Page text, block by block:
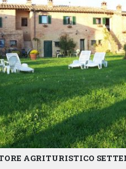
AGRITURISTICO